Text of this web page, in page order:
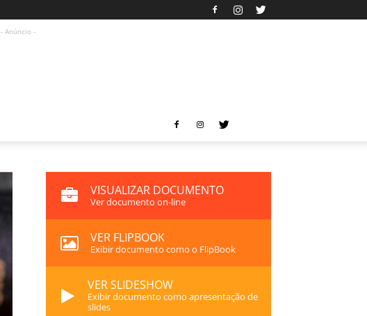
- Anúncio -
VISUALIZAR DOCUMENTO
Ver documento on-line
VER FLIPBOOK
Exibir documento como o FlipBook
VER SLIDESHOW
Exibir documento como apresentação de
slides